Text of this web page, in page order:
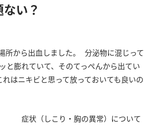
い？
所から出血しました。 分泌物に混じって
と膨れていて、そのてっぺんから出てい
はニキビと思って放っておいても良いの
症状（しこり・胸の異常）について